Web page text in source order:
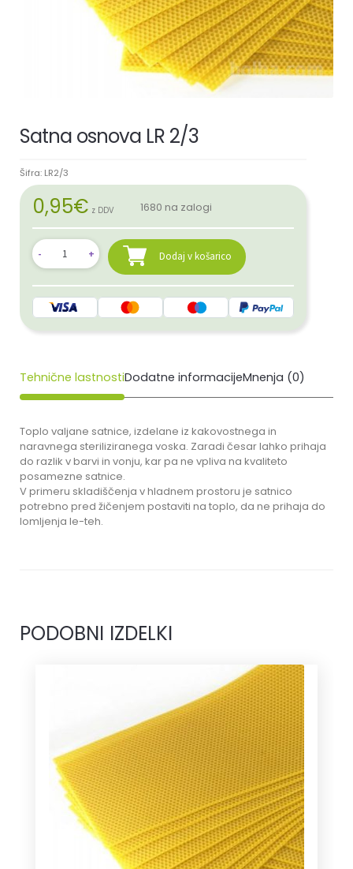
Satna osnova LR 2/3
Šifra: LR2/3
0,95€ z DDV 1680 na zalogi
Dodaj v košarico
Tehnične lastnostiDodatne informacijeMnenja (0)
Toplo valjane satnice, izdelane iz kakovostnega in
naravnega steriliziranega voska. Zaradi česar lahko prihaja
do razlik v barvi in vonju, kar pa ne vpliva na kvaliteto
posamezne satnice.
V primeru skladiščenja v hladnem prostoru je satnico
potrebno pred žičenjem postaviti na toplo, da ne prihaja do
lomljenja le-teh.
PODOBNI IZDELKI